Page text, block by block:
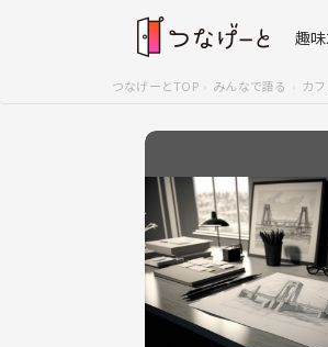
趣
つなげーとTOP みんなで語る カ